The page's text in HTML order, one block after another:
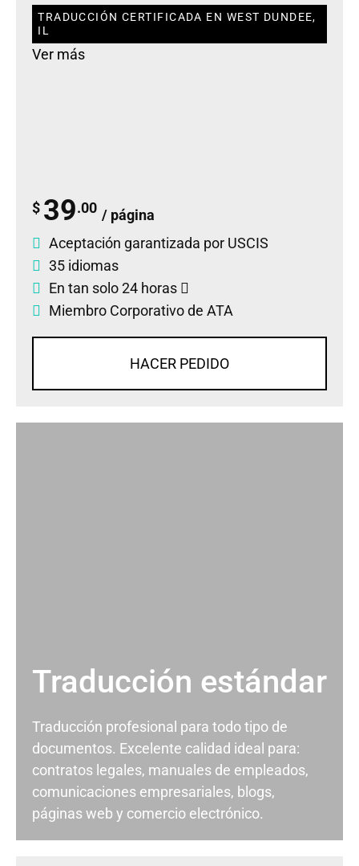
TRADUCCIÓN CERTIFICADA EN WEST DUNDEE,
IL
Ver más
$ 39.00 / página
Aceptación garantizada por USCIS
35 idiomas
En tan solo 24 horas
Miembro Corporativo de ATA
HACER PEDIDO
Traducción estándar
Traducción profesional para todo tipo de
documentos. Excelente calidad ideal para:
contratos legales, manuales de empleados,
comunicaciones empresariales, blogs,
páginas web y comercio electrónico.